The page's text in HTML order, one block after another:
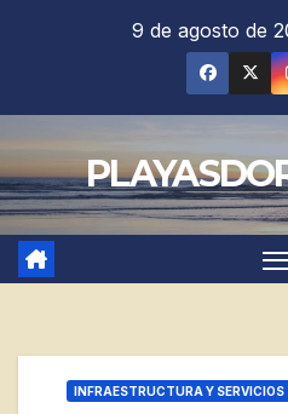
9 de agosto de
INFRAESTRUCTURA Y SERVICIOS